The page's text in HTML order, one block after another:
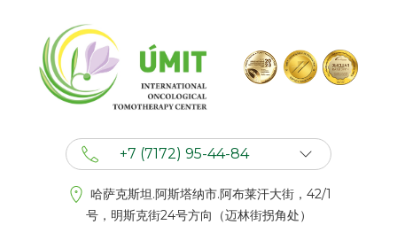
+7 (7172) 95-44-84
+7 (777) 201 44 44
哈萨克斯坦.阿斯塔纳市.阿布莱汗大街，42/1
号，明斯克街24号方向（迈林街拐角处）